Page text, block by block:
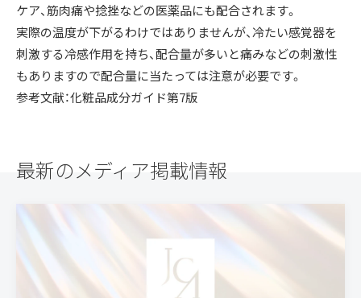
ケア、筋肉痛や捻挫などの医薬品にも配合されます。
実際の温度が下がるわけではありませんが、冷たい感覚器を
刺激する冷感作用を持ち、配合量が多いと痛みなどの刺激性
もありますので配合量に当たっては注意が必要です。
参考文献：化粧品成分ガイド第7版
最新のメディア掲載情報